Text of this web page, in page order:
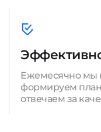
Ежемесячно мы
формируем
отвечаем за